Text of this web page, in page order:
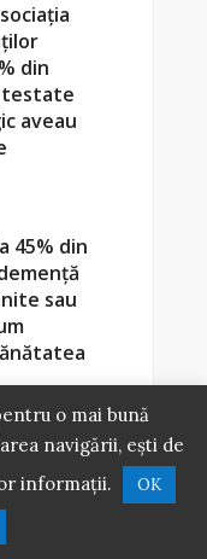
din
testate
aveau
45% din
sau
o mai bună
navigării, ești de
informații.
OK